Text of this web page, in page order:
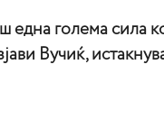
една голема сила
Вучиќ,